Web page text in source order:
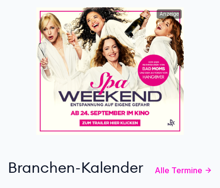
Anzeige
Branchen-Kalender Alle Termine